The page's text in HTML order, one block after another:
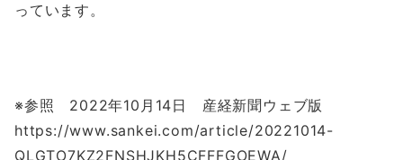
っています。
※参照 2022年10月14日 産経新聞ウェブ版
https://www.sankei.com/article/20221014-
QLGTO7KZ2FNSHJKH5CFFFGOEWA/